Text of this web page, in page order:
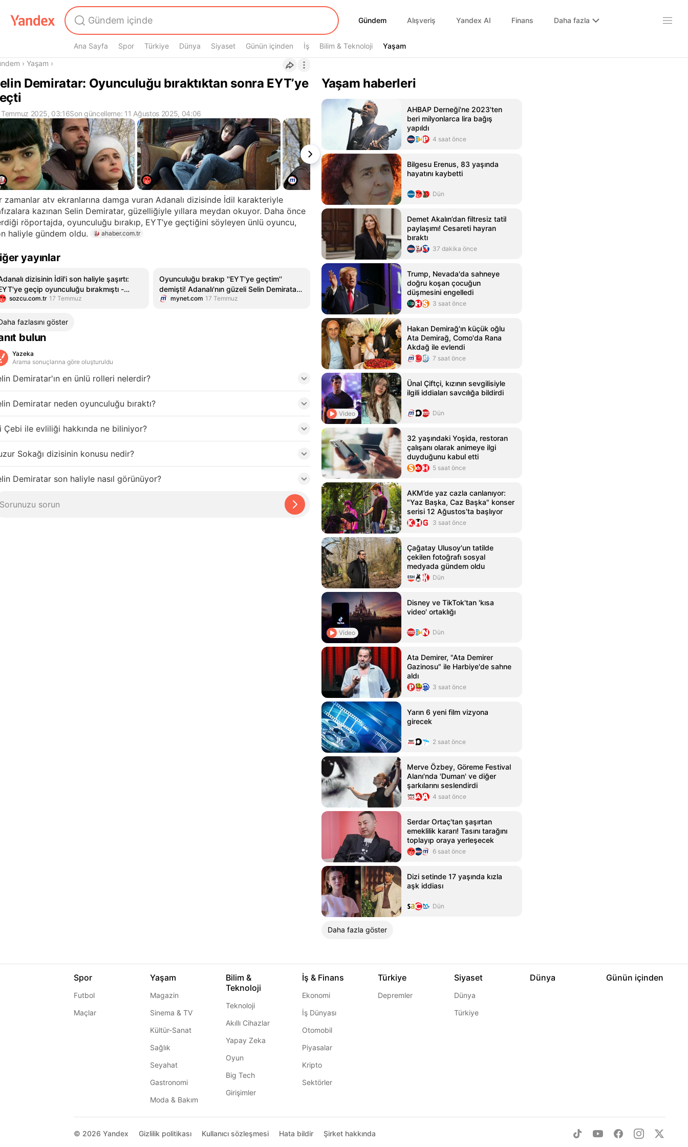
Gündem
Gündem Alışveriş Yandex AI Finans Daha fazla
Ana Sayfa Spor Türkiye Dünya Siyaset Günün içinden İş Bilim & Teknoloji Yaşam
Yaşam
› Yaşam ›
Demiratar: Oyunculuğu bıraktıktan sonra EYT’ye
Temmuz 2025, 03:16Son güncelleme: 11 Ağustos 2025, 04:06
zamanlar atv ekranlarına damga vuran Adanalı dizisinde İdil karakteriyle
kazınan Selin Demiratar, güzelliğiyle yıllara meydan okuyor. Daha önce
röportajda, oyunculuğu bırakıp, EYT’ye geçtiğini söyleyen ünlü oyuncu,
haliyle gündem oldu.
ahaber.com.tr
yayınlar
dizisinin İdil'i son haliyle şaşırtı:
geçip oyunculuğu bırakmıştı -
Gazetesi
sozcu.com.tr 17 Temmuz
Oyunculuğu bırakıp ''EYT'ye geçtim''
demişti! Adanalı'nın güzeli Selin Demiratar
son haliyle gündemde
mynet.com 17 Temmuz
fazlasını göster
bulun
Yazeka
Arama sonuçlarına göre oluşturuldu
Demiratar'ın en ünlü rolleri nelerdir?
Demiratar neden oyunculuğu bıraktı?
Çebi ile evliliği hakkında ne biliniyor?
Sokağı dizisinin konusu nedir?
Demiratar son haliyle nasıl görünüyor?
Yaşam haberleri
AHBAP Derneği'ne 2023'ten
beri milyonlarca lira bağış
yapıldı
4 saat önce
Bilgesu Erenus, 83 yaşında
hayatını kaybetti
Dün
Demet Akalın’dan filtresiz tatil
paylaşımı! Cesareti hayran
bıraktı
37 dakika önce
Trump, Nevada'da sahneye
doğru koşan çocuğun
düşmesini engelledi
3 saat önce
Hakan Demirağ'ın küçük oğlu
Ata Demirağ, Como'da Rana
Akdağ ile evlendi
7 saat önce
Video
Ünal Çiftçi, kızının sevgilisiyle
ilgili iddiaları savcılığa bildirdi
Dün
32 yaşındaki Yoşida, restoran
çalışanı olarak animeye ilgi
duyduğunu kabul etti
5 saat önce
AKM’de yaz cazla canlanıyor:
"Yaz Başka, Caz Başka" konser
serisi 12 Ağustos'ta başlıyor
3 saat önce
Çağatay Ulusoy'un tatilde
çekilen fotoğrafı sosyal
medyada gündem oldu
Dün
Video
Disney ve TikTok'tan 'kısa
video' ortaklığı
Dün
Ata Demirer, "Ata Demirer
Gazinosu" ile Harbiye'de sahne
aldı
3 saat önce
Yarın 6 yeni film vizyona
girecek
2 saat önce
Merve Özbey, Göreme Festival
Alanı'nda 'Duman' ve diğer
şarkılarını seslendirdi
4 saat önce
Serdar Ortaç'tan şaşırtan
emeklilik kararı! Tasını tarağını
toplayıp oraya yerleşecek
6 saat önce
Dizi setinde 17 yaşında kızla
aşk iddiası
Dün
Daha fazla göster
Spor
Futbol
Maçlar
Yaşam
Magazin
Sinema & TV
Kültür-Sanat
Sağlık
Seyahat
Gastronomi
Moda & Bakım
Bilim &
Teknoloji
Teknoloji
Akıllı Cihazlar
Yapay Zeka
Oyun
Big Tech
Girişimler
İş & Finans
Ekonomi
İş Dünyası
Otomobil
Piyasalar
Kripto
Sektörler
Türkiye
Depremler
Siyaset
Dünya
Türkiye
Dünya Günün içinden
© 2026 Yandex Gizlilik politikası Kullanıcı sözleşmesi Hata bildir Şirket hakkında